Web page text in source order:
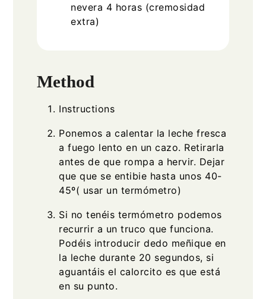
nevera 4 horas (cremosidad
extra)
Method
Instructions
Ponemos a calentar la leche fresca
a fuego lento en un cazo. Retirarla
antes de que rompa a hervir. Dejar
que que se entibie hasta unos 40-
45º( usar un termómetro)
Si no tenéis termómetro podemos
recurrir a un truco que funciona.
Podéis introducir dedo meñique en
la leche durante 20 segundos, si
aguantáis el calorcito es que está
en su punto.